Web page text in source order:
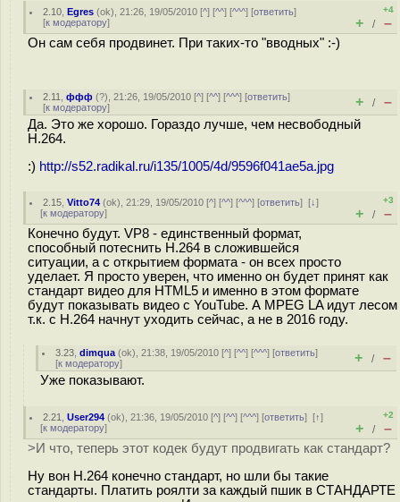
2.10 ,Egres (ok), 21:26, 19/05/2010 [^] [^^] [^^^] [ответить]
[к модератору]
+4
+ / –
Он сам себя продвинет. При таких-то "вводных" :-)
2.11 ,ффф (?), 21:26, 19/05/2010 [^] [^^] [^^^] [ответить]
[к модератору] + / –
Да. Это же хорошо. Гораздо лучше, чем несвободный
H.264.
:) http://s52.radikal.ru/i135/1005/4d/9596f041ae5a.jpg
2.15 ,Vitto74 (ok), 21:29, 19/05/2010 [^] [^^] [^^^] [ответить][↓]
[к модератору]
+3
+ / –
Конечно будут. VP8 - единственный формат,
способный потеснить H.264 в сложившейся
ситуации, а с открытием формата - он всех просто
уделает. Я просто уверен, что именно он будет принят как
стандарт видео для HTML5 и именно в этом формате
будут показывать видео с YouTube. А MPEG LA идут лесом
т.к. с H.264 начнут уходить сейчас, а не в 2016 году.
3.23 ,dimqua (ok), 21:38, 19/05/2010 [^] [^^] [^^^] [ответить]
[к модератору] + / –
Уже показывают.
2.21 ,User294 (ok), 21:36, 19/05/2010 [^] [^^] [^^^] [ответить][↑]
[к модератору]
+2
+ / –
>И что, теперь этот кодек будут продвигать как стандарт?
Ну вон H.264 конечно стандарт, но шли бы такие
стандарты. Платить роялти за каждый пшик в СТАНДАРТЕ